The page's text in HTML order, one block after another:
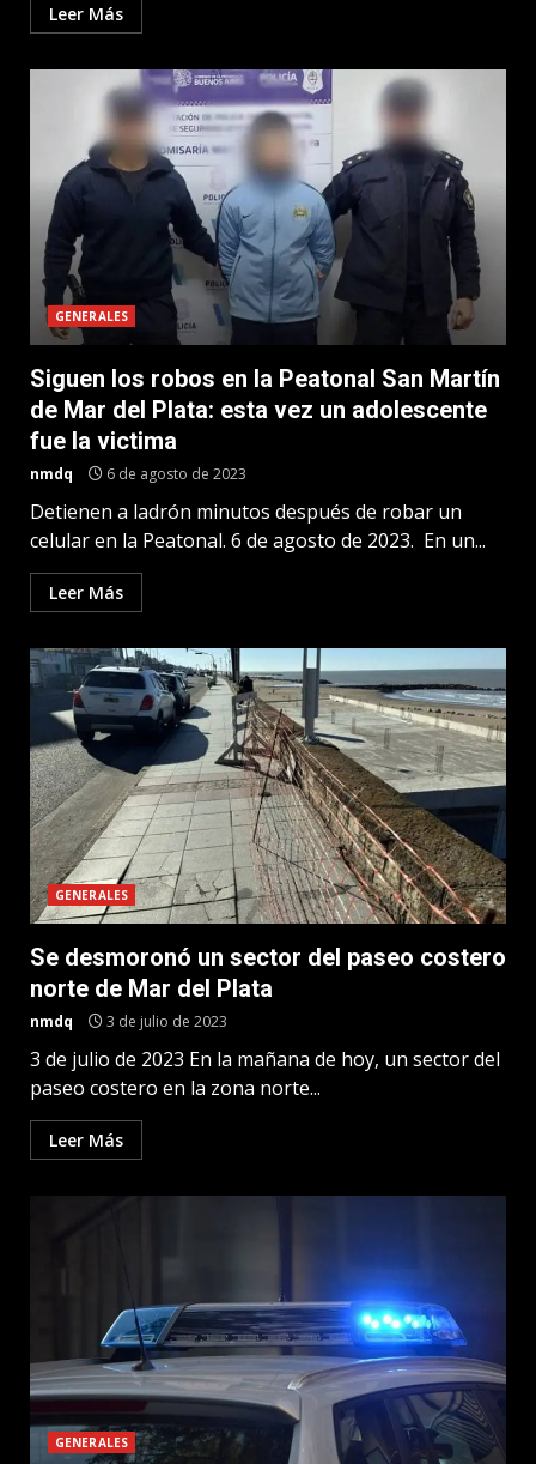
Leer Más
GENERALES
Siguen los robos en la Peatonal San Martín
de Mar del Plata: esta vez un adolescente
fue la victima
nmdq 6 de agosto de 2023
Detienen a ladrón minutos después de robar un
celular en la Peatonal. 6 de agosto de 2023. En un...
Leer Más
GENERALES
Se desmoronó un sector del paseo costero
norte de Mar del Plata
nmdq 3 de julio de 2023
3 de julio de 2023 En la mañana de hoy, un sector del
paseo costero en la zona norte...
Leer Más
GENERALES